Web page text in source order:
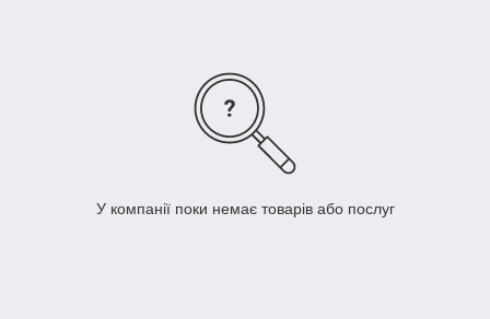
У компанії поки немає товарів або послуг